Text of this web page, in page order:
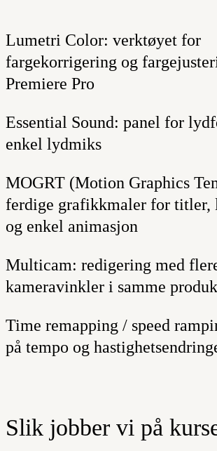
Lumetri Color: verktøyet for
fargekorrigering og
Premiere Pro
Essential Sound: panel for
enkel lydmiks
MOGRT (Motion Graphics
ferdige grafikkmaler for titler,
og enkel animasjon
Multicam: redigering med
kameravinkler i samme
Time remapping / speed
på tempo og
Slik jobber vi på